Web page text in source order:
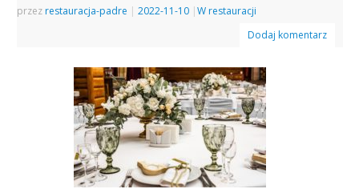
przez restauracja-padre | 2022-11-10 |W restauracji
Dodaj komentarz